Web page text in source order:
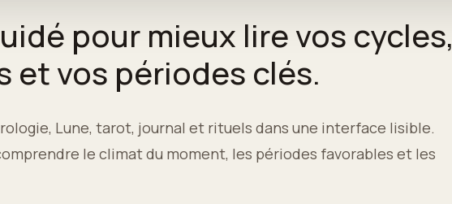
pour mieux lire vos cycles,
et vos périodes clés.
Lune, tarot, journal et rituels dans une interface lisible.
le climat du moment, les périodes favorables et les